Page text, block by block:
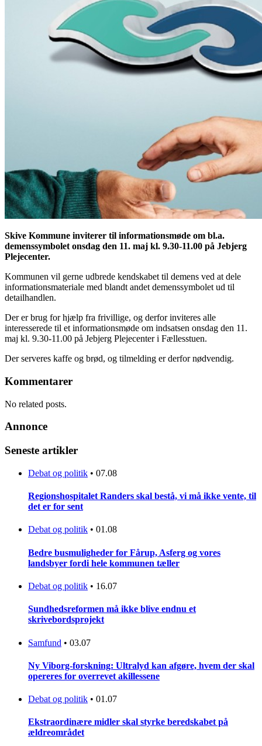
Skive Kommune inviterer til informationsmøde om bl.a.
demenssymbolet onsdag den 11. maj kl. 9.30-11.00 på Jebjerg
Plejecenter.
Kommunen vil gerne udbrede kendskabet til demens ved at dele
informationsmateriale med blandt andet demenssymbolet ud til
detailhandlen.
Der er brug for hjælp fra frivillige, og derfor inviteres alle
interesserede til et informationsmøde om indsatsen onsdag den 11.
maj kl. 9.30-11.00 på Jebjerg Plejecenter i Fællesstuen.
Der serveres kaffe og brød, og tilmelding er derfor nødvendig.
Kommentarer
No related posts.
Annonce
Seneste artikler
Debat og politik • 07.08
Regionshospitalet Randers skal bestå, vi må ikke vente, til
det er for sent
Debat og politik • 01.08
Bedre busmuligheder for Fårup, Asferg og vores
landsbyer fordi hele kommunen tæller
Debat og politik • 16.07
Sundhedsreformen må ikke blive endnu et
skrivebordsprojekt
Samfund • 03.07
Ny Viborg-forskning: Ultralyd kan afgøre, hvem der skal
opereres for overrevet akillessene
Debat og politik • 01.07
Ekstraordinære midler skal styrke beredskabet på
ældreområdet